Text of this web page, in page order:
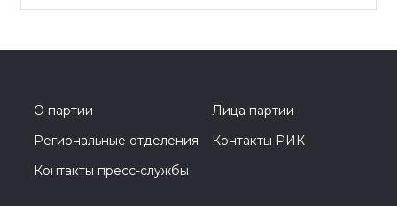
О партии
Лица партии
Региональные отделения
Контакты РИК
Контакты пресс-службы